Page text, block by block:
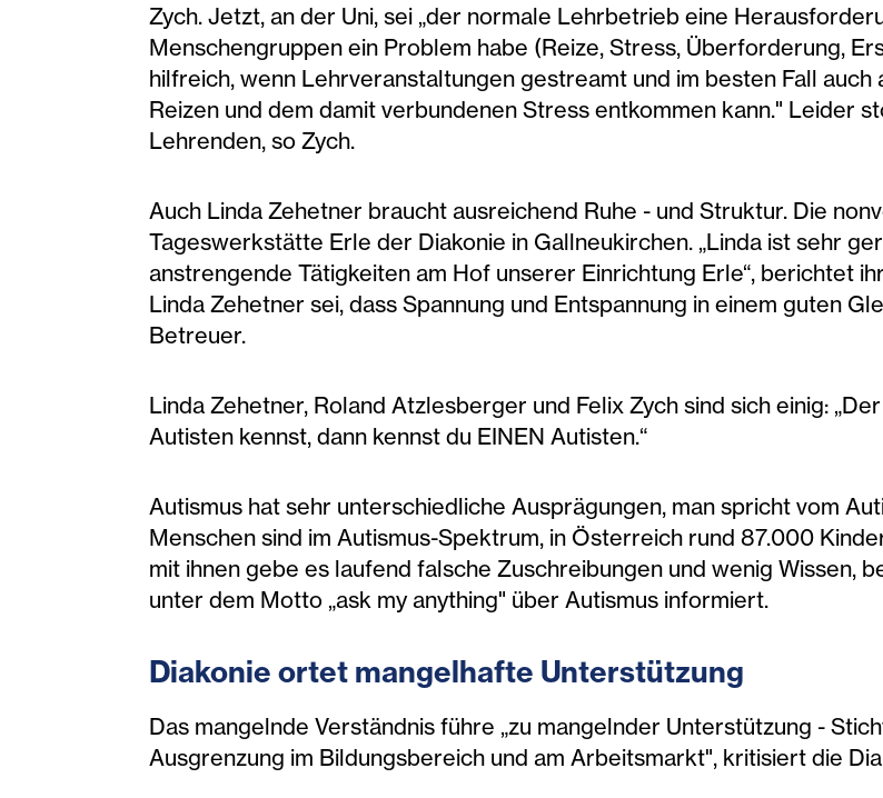
Zych. Jetzt, an der Uni, sei „der normale Lehrbetrieb eine
Menschengruppen ein Problem habe (Reize, Stress, Überforderung,
hilfreich, wenn Lehrveranstaltungen gestreamt und im besten Fall
Reizen und dem damit verbundenen Stress entkommen kann." Leider
Lehrenden, so Zych.
Auch Linda Zehetner braucht ausreichend Ruhe - und Struktur. Die
Tageswerkstätte Erle der Diakonie in Gallneukirchen. „Linda ist sehr
anstrengende Tätigkeiten am Hof unserer Einrichtung Erle“, berichtet
Linda Zehetner sei, dass Spannung und Entspannung in einem guten
Betreuer.
Linda Zehetner, Roland Atzlesberger und Felix Zych sind sich einig:
Autisten kennst, dann kennst du EINEN Autisten.“
Autismus hat sehr unterschiedliche Ausprägungen, man spricht vom
Menschen sind im Autismus-Spektrum, in Österreich rund 87.000
mit ihnen gebe es laufend falsche Zuschreibungen und wenig Wissen,
unter dem Motto „ask my anything" über Autismus informiert.
Diakonie ortet mangelhafte Unterstützung
Das mangelnde Verständnis führe „zu mangelnder Unterstützung -
Ausgrenzung im Bildungsbereich und am Arbeitsmarkt", kritisiert die